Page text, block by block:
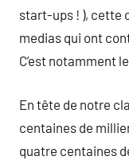
start-ups ! ), cette
medias qui ont
C’est notamment
En tête de notre
centaines de
quatre centaines